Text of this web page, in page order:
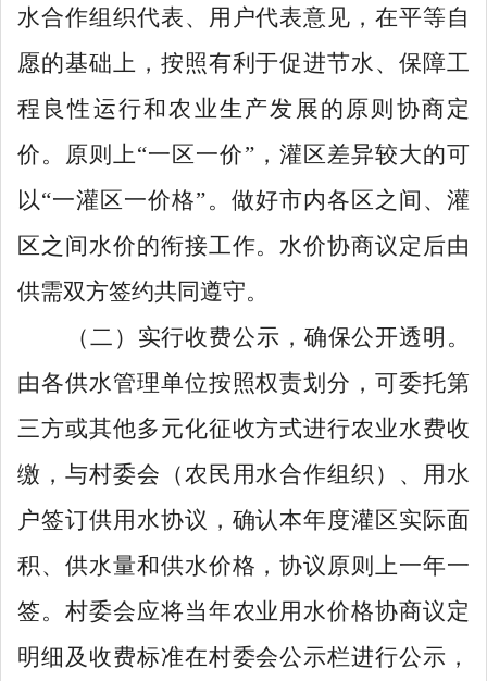
水合作组织代表、用户代表意见，在平等自
愿的基础上，按照有利于促进节水、保障工
程良性运行和农业生产发展的原则协商定
价。原则上“一区一价”， 灌区差异较大的可
以“一灌区一价格”。 做好市内各区之间、灌
区之间水价的衔接工作。水价协商议定后由
供需双方签约共同遵守。
（二） 实行收费公示，确保公开透明。
由各供水管理单位按照权责划分，可委托第
三方或其他多元化征收方式进行农业水费收
缴，与村委会 （农民用水合作组织 ）、用水
户签订供用水协议，确认本年度灌区实际面
积、供水量和供水价格，协议原则上一年一
签。村委会应将当年农业用 水价格协商议定
明细及收费标准在村委会公示栏进行公示，